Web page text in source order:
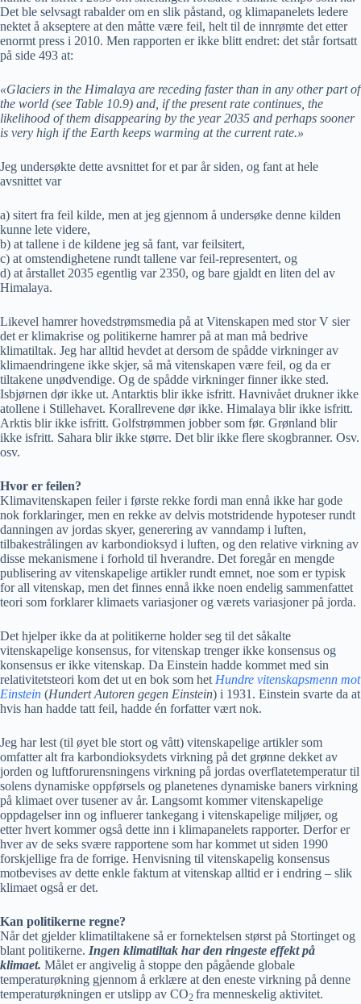
Det ble selvsagt rabalder om en slik påstand, og klimapanelets ledere
nektet å akseptere at den måtte være feil, helt til de innrømte det etter
enormt press i 2010. Men rapporten er ikke blitt endret: det står fortsatt
på side 493 at:
«Glaciers in the Himalaya are receding faster than in any other part of
the world (see Table 10.9) and, if the present rate continues, the
likelihood of them disappearing by the year 2035 and perhaps sooner
is very high if the Earth keeps warming at the current rate.»
Jeg undersøkte dette avsnittet for et par år siden, og fant at hele
avsnittet var
a) sitert fra feil kilde, men at jeg gjennom å undersøke denne kilden
kunne lete videre,
b) at tallene i de kildene jeg så fant, var feilsitert,
c) at omstendighetene rundt tallene var feil-representert, og
d) at årstallet 2035 egentlig var 2350, og bare gjaldt en liten del av
Himalaya.
Likevel hamrer hovedstrømsmedia på at Vitenskapen med stor V sier
det er klimakrise og politikerne hamrer på at man må bedrive
klimatiltak. Jeg har alltid hevdet at dersom de spådde virkninger av
klimaendringene ikke skjer, så må vitenskapen være feil, og da er
tiltakene unødvendige. Og de spådde virkninger finner ikke sted.
Isbjørnen dør ikke ut. Antarktis blir ikke isfritt. Havnivået drukner ikke
atollene i Stillehavet. Korallrevene dør ikke. Himalaya blir ikke isfritt.
Arktis blir ikke isfritt. Golfstrømmen jobber som før. Grønland blir
ikke isfritt. Sahara blir ikke større. Det blir ikke flere skogbranner. Osv.
osv.
Hvor er feilen?
Klimavitenskapen feiler i første rekke fordi man ennå ikke har gode
nok forklaringer, men en rekke av delvis motstridende hypoteser rundt
danningen av jordas skyer, generering av vanndamp i luften,
tilbakestrålingen av karbondioksyd i luften, og den relative virkning av
disse mekanismene i forhold til hverandre. Det foregår en mengde
publisering av vitenskapelige artikler rundt emnet, noe som er typisk
for all vitenskap, men det finnes ennå ikke noen endelig sammenfattet
teori som forklarer klimaets variasjoner og værets variasjoner på jorda.
Det hjelper ikke da at politikerne holder seg til det såkalte
vitenskapelige konsensus, for vitenskap trenger ikke konsensus og
konsensus er ikke vitenskap. Da Einstein hadde kommet med sin
relativitetsteori kom det ut en bok som het Hundre vitenskapsmenn mot
Einstein (Hundert Autoren gegen Einstein) i 1931. Einstein svarte da at
hvis han hadde tatt feil, hadde én forfatter vært nok.
Jeg har lest (til øyet ble stort og vått) vitenskapelige artikler som
omfatter alt fra karbondioksydets virkning på det grønne dekket av
jorden og luftforurensningens virkning på jordas overflatetemperatur til
solens dynamiske oppførsels og planetenes dynamiske baners virkning
på klimaet over tusener av år. Langsomt kommer vitenskapelige
oppdagelser inn og influerer tankegang i vitenskapelige miljøer, og
etter hvert kommer også dette inn i klimapanelets rapporter. Derfor er
hver av de seks svære rapportene som har kommet ut siden 1990
forskjellige fra de forrige. Henvisning til vitenskapelig konsensus
motbevises av dette enkle faktum at vitenskap alltid er i endring – slik
klimaet også er det.
Kan politikerne regne?
Når det gjelder klimatiltakene så er fornektelsen størst på Stortinget og
blant politikerne. Ingen klimatiltak har den ringeste effekt på
klimaet. Målet er angivelig å stoppe den pågående globale
temperaturøkning gjennom å erklære at den eneste virkning på denne
temperaturøkningen er utslipp av CO2 fra menneskelig aktivitet.